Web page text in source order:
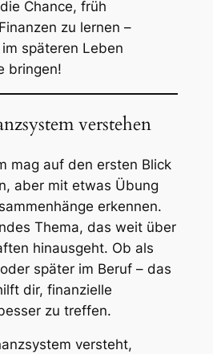
Chance, früh
zu lernen –
späteren Leben
bringen!
verstehen
mag auf den ersten Blick
aber mit etwas Übung
erkennen.
Thema, das weit über
hinausgeht. Ob als
später im Beruf – das
dir, finanzielle
zu treffen.
versteht,